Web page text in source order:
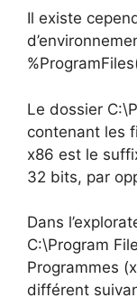
Il existe
Le dossier
contenant les
x86 est le
32 bits, par
Dans
C:\Program
Programmes
différent